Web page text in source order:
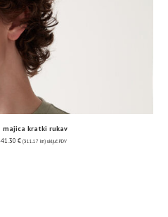
majica kratki rukav
41.30 € (311.17 kn) uključ. PDV